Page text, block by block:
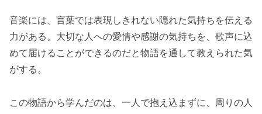
音楽には、言葉では表現しきれない隠れた気持ちを伝える
力がある。大切な人への愛情や感謝の気持ちを、歌声に込
めて届けることができるのだと物語を通して教えられた気
がする。
この物語から学んだのは、一人で抱え込まずに、周りの人